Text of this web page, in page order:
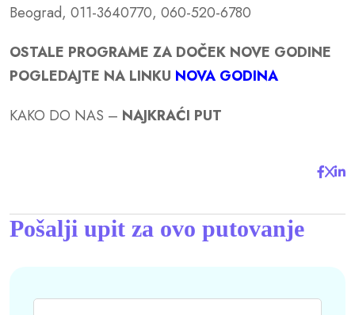
Beograd, 011-3640770, 060-520-6780
OSTALE PROGRAME ZA DOČEK NOVE GODINE
POGLEDAJTE NA LINKU NOVA GODINA
KAKO DO NAS – NAJKRAĆI PUT
Pošalji upit za ovo putovanje